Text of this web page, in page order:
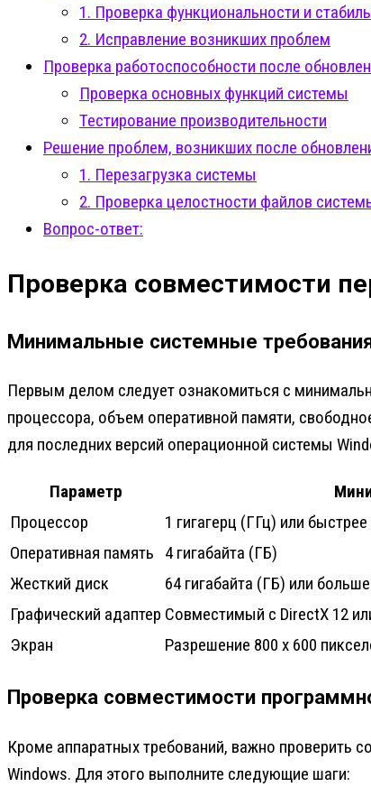
1. Проверка функциональности и
2. Исправление возникших проблем
Проверка работоспособности после
Проверка основных функций системы
Тестирование производительности
Решение проблем, возникших после
1. Перезагрузка системы
2. Проверка целостности файлов
Вопрос-ответ:
Проверка совместимости
Минимальные системные
Первым делом следует ознакомиться с
процессора, объем оперативной памяти,
для последних версий операционной системы
Параметр
Процессор
1 гигагерц (ГГц) или
Оперативная память
4 гигабайта (ГБ)
Жесткий диск
64 гигабайта (ГБ) или
Графический адаптер Совместимый с DirectX 12
Экран
Разрешение 800 x 600
Проверка совместимости
Кроме аппаратных требований, важно проверить
Windows. Для этого выполните следующие шаги: